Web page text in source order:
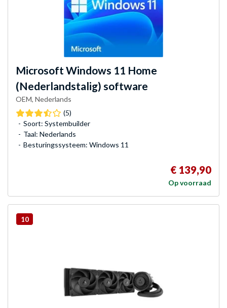
Microsoft Windows 11 Home
(Nederlandstalig) software
OEM, Nederlands
(5)
Soort: Systembuilder
Taal: Nederlands
Besturingssysteem: Windows 11
€ 139,90
Op voorraad
10